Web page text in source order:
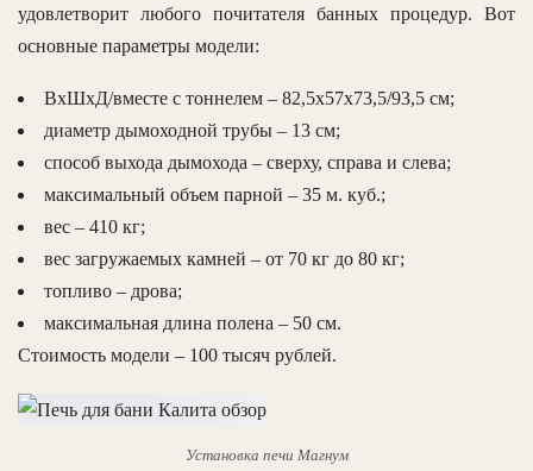
удовлетворит любого почитателя банных процедур. Вот
основные параметры модели:
ВхШхД/вместе с тоннелем – 82,5х57х73,5/93,5 см;
диаметр дымоходной трубы – 13 см;
способ выхода дымохода – сверху, справа и слева;
максимальный объем парной – 35 м. куб.;
вес – 410 кг;
вес загружаемых камней – от 70 кг до 80 кг;
топливо – дрова;
максимальная длина полена – 50 см.
Стоимость модели – 100 тысяч рублей.
Установка печи Магнум